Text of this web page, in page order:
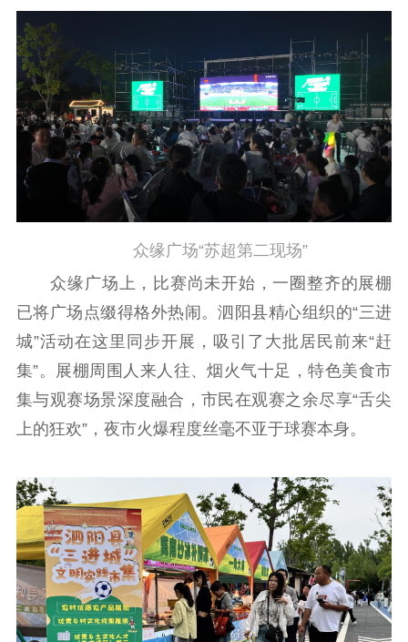
众缘广场“苏超第二现场”
众缘广场上，比赛尚未开始，一圈整齐的展棚
已将广场点缀得格外热闹。泗阳县精心组织的“三进
城”活动在这里同步开展，吸引了大批居民前来“赶
集”。展棚周围人来人往、烟火气十足，特色美食市
集与观赛场景深度融合，市民在观赛之余尽享“舌尖
上的狂欢”，夜市火爆程度丝毫不亚于球赛本身。